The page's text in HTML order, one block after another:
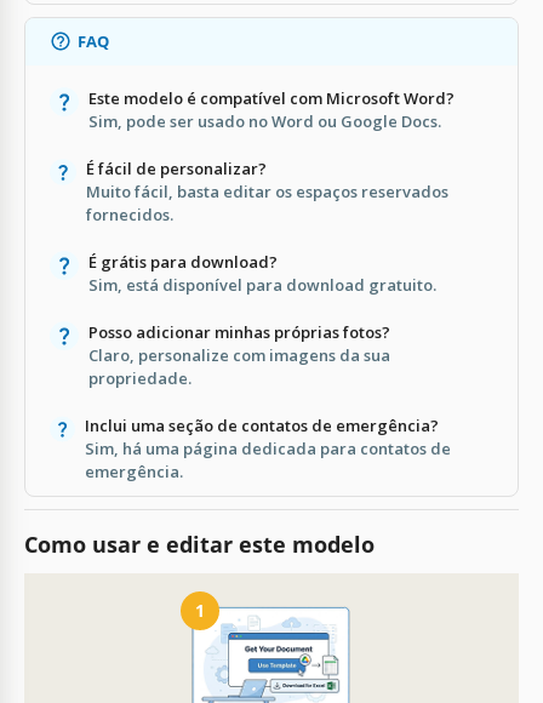
FAQ
Este modelo é compatível com Microsoft Word?
Sim, pode ser usado no Word ou Google Docs.
É fácil de personalizar?
Muito fácil, basta editar os espaços reservados
fornecidos.
É grátis para download?
Sim, está disponível para download gratuito.
Posso adicionar minhas próprias fotos?
Claro, personalize com imagens da sua
propriedade.
Inclui uma seção de contatos de emergência?
Sim, há uma página dedicada para contatos de
emergência.
Como usar e editar este modelo
1